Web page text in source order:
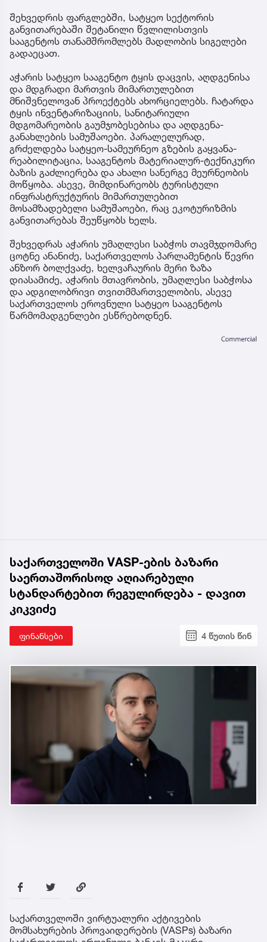
შეხვედრის ფარგლებში, სატყეო სექტორის
განვითარებაში შეტანილი წვლილისთვის
სააგენტოს თანამშრომლებს მადლობის სიგელები
გადაეცათ.
აჭარის სატყეო სააგენტო ტყის დაცვის, აღდგენისა
და მდგრადი მართვის მიმართულებით
მნიშვნელოვან პროექტებს ახორციელებს. ჩატარდა
ტყის ინვენტარიზაციის, სანიტარიული
მდგომარეობის გაუმჯობესებისა და აღდგენა-
განახლების სამუშაოები. პარალელურად,
გრძელდება სატყეო-სამეურნეო გზების გაყვანა-
რეაბილიტაცია, სააგენტოს მატერიალურ-ტექნიკური
ბაზის გაძლიერება და ახალი სანერგე მეურნეობის
მოწყობა. ასევე, მიმდინარეობს ტურისტული
ინფრასტრუქტურის მიმართულებით
მოსამზადებელი სამუშაოები, რაც ეკოტურიზმის
განვითარებას შეუწყობს ხელს.
შეხვედრას აჭარის უმაღლესი საბჭოს თავმჯდომარე
ცოტნე ანანიძე, საქართველოს პარლამენტის წევრი
ანზორ ბოლქვაძე, ხელვაჩაურის მერი ზაზა
დიასამიძე, აჭარის მთავრობის, უმაღლესი საბჭოსა
და ადგილობრივი თვითმმართველობის, ასევე
საქართველოს ეროვნული სატყეო სააგენტოს
წარმომადგენლები ესწრებოდნენ.
საქართველოში VASP-ების ბაზარი
საერთაშორისოდ აღიარებული
სტანდარტებით რეგულირდება - დავით
კიკვიძე
ფინანსები 4 წუთის წინ
საქართველოში ვირტუალური აქტივების
მომსახურების პროვაიდერების (VASPs) ბაზარი